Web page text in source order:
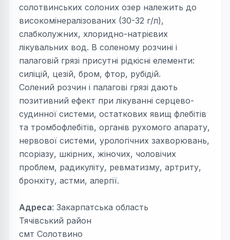
солотвинських солоних озер належить до
високомінералізованих (30-32 г/л),
слабколужних, хлоридно-натрієвих
лікувальних вод. В соленому розчині і
палаговій грязі присутні рідкісні елементи:
силіцій, цезій, бром, фтор, рубідій.
Солений розчин і палагові грязі дають
позитивний ефект при лікуванні серцево-
судинної системи, остаткових явищ флебітів
та тромбофлебітів, органів рухомого апарату,
нервової системи, урологічних захворювань,
псоріазу, шкірних, жіночих, чоловічих
проблем, радикуліту, ревматизму, артриту,
бронхіту, астми, алергії.
Адреса: Закарпатська область
Тячівський район
смт Солотвино